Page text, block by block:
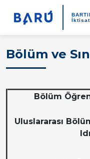
İktisat
Bölüm ve
Bölüm
Uluslararası